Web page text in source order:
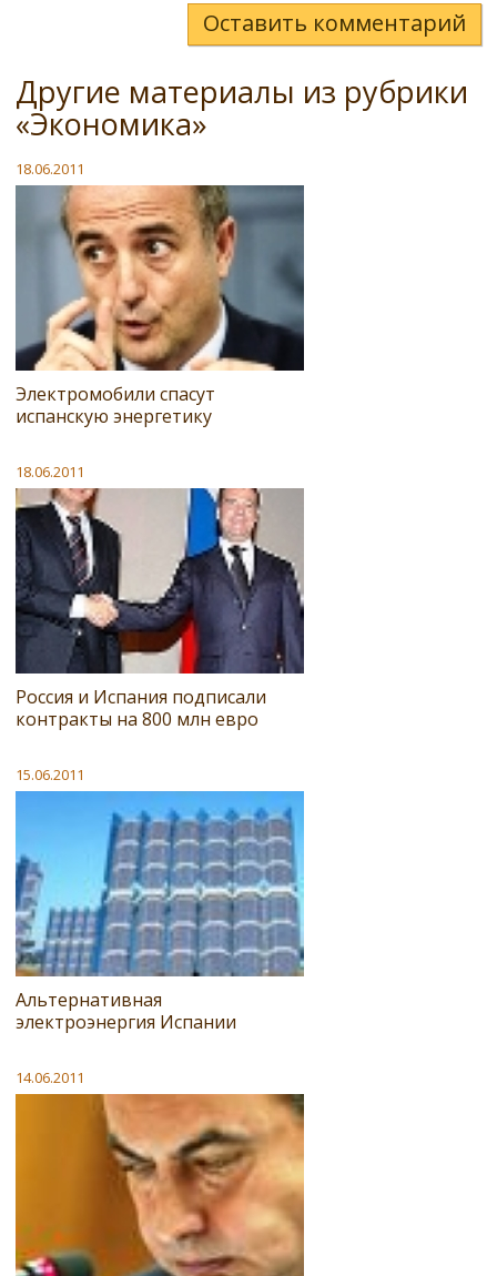
Оставить комментарий
Другие материалы из рубрики
«Экономика»
18.06.2011
Электромобили спасут
испанскую энергетику
18.06.2011
Россия и Испания подписали
контракты на 800 млн евро
15.06.2011
Альтернативная
электроэнергия Испании
14.06.2011